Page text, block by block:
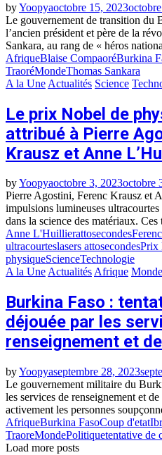
byYoopyaoctobre 15, 2023
Le gouvernement de transition du
l’ancien président et père de la
Sankara, au rang de « héros
AfriqueBlaise CompaoréBurkina
TraoréMondeThomas Sankara
A la Une Actualités Science
Le prix Nobel de
attribué à Pierre
Krausz et Anne
byYoopyaoctobre 3, 2023octobre
Pierre Agostini, Ferenc Krausz et
impulsions lumineuses
dans la science des matériaux.
Anne L'Huillierattosecondes
ultracourteslasers attosecondesPrix
physiqueScienceTechnologie
A la UneActualitésAfrique Monde
Burkina Faso :
déjouée par les
renseignement et
byYoopyaseptembre 28, 2023
Le gouvernement militaire du
les services de renseignement et
activement les personnes
AfriqueBurkina FasoCoup d'etat
TraoreMondePolitiquetentative de
Load more posts